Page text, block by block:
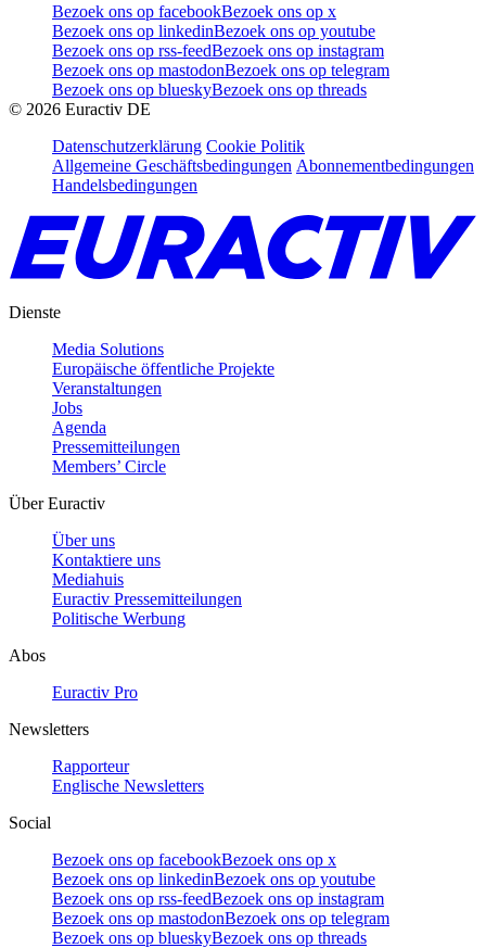
Bezoek ons op facebookBezoek ons op x
Bezoek ons op linkedinBezoek ons op youtube
Bezoek ons op rss-feedBezoek ons op instagram
Bezoek ons op mastodonBezoek ons op telegram
Bezoek ons op blueskyBezoek ons op threads
© 2026 Euractiv DE
Datenschutzerklärung Cookie Politik
Allgemeine Geschäftsbedingungen Abonnementbedingungen
Handelsbedingungen
Dienste
Media Solutions
Europäische öffentliche Projekte
Veranstaltungen
Jobs
Agenda
Pressemitteilungen
Members’ Circle
Über Euractiv
Über uns
Kontaktiere uns
Mediahuis
Euractiv Pressemitteilungen
Politische Werbung
Abos
Euractiv Pro
Newsletters
Rapporteur
Englische Newsletters
Social
Bezoek ons op facebookBezoek ons op x
Bezoek ons op linkedinBezoek ons op youtube
Bezoek ons op rss-feedBezoek ons op instagram
Bezoek ons op mastodonBezoek ons op telegram
Bezoek ons op blueskyBezoek ons op threads